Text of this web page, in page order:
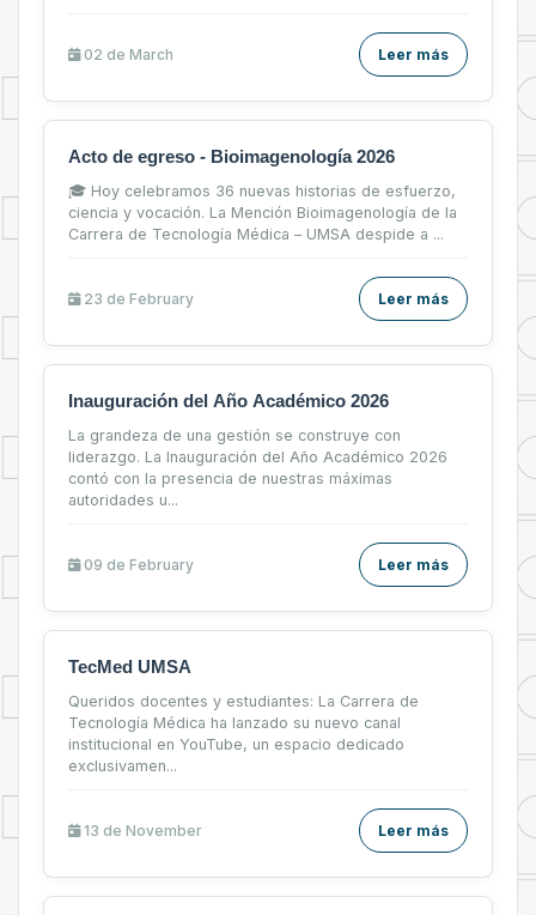
02 de March Leer más
Acto de egreso - Bioimagenología 2026
🎓 Hoy celebramos 36 nuevas historias de esfuerzo,
ciencia y vocación. La Mención Bioimagenología de la
Carrera de Tecnología Médica – UMSA despide a ...
23 de February Leer más
Inauguración del Año Académico 2026
La grandeza de una gestión se construye con
liderazgo. La Inauguración del Año Académico 2026
contó con la presencia de nuestras máximas
autoridades u...
09 de February Leer más
TecMed UMSA
Queridos docentes y estudiantes: La Carrera de
Tecnología Médica ha lanzado su nuevo canal
institucional en YouTube, un espacio dedicado
exclusivamen...
13 de November Leer más